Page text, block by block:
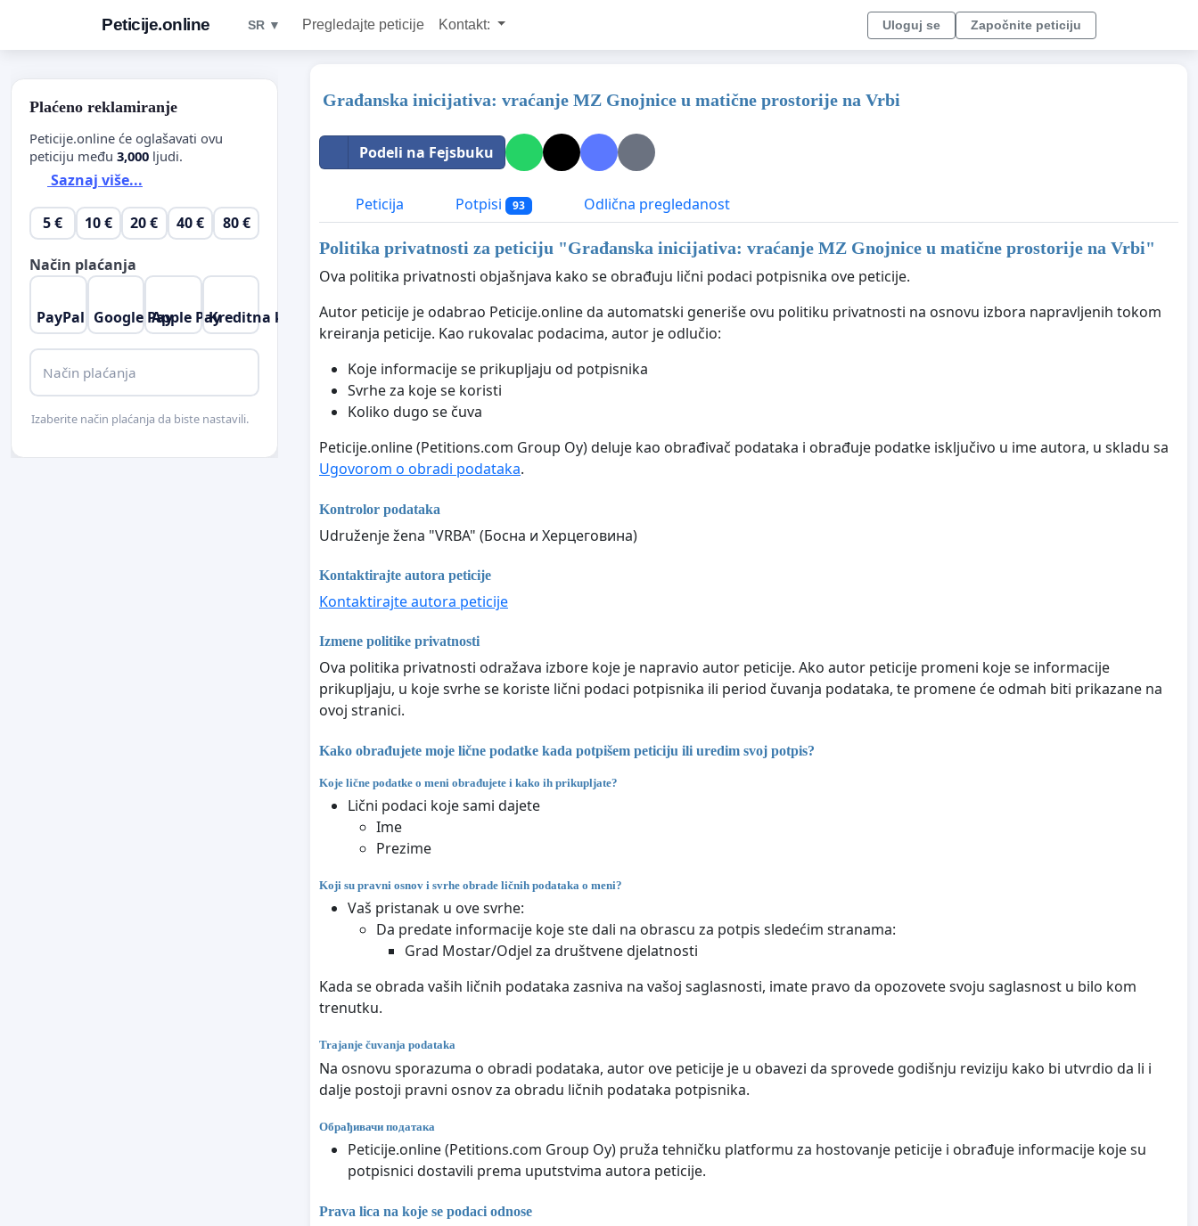
Peticije.online SR ▼ Pregledajte peticije Kontakt: Uloguj se Započnite peticiju
Građanska inicijativa: vraćanje MZ Gnojnice u matične prostorije na Vrbi
Podeli na Fejsbuku
Peticija Potpisi 93 Odlična pregledanost
Politika privatnosti za peticiju "Građanska inicijativa: vraćanje MZ Gnojnice u matične prostorije na Vrbi"
Ova politika privatnosti objašnjava kako se obrađuju lični podaci potpisnika ove peticije.
Autor peticije je odabrao Peticije.online da automatski generiše ovu politiku privatnosti na osnovu izbora napravljenih tokom
kreiranja peticije. Kao rukovalac podacima, autor je odlučio:
Koje informacije se prikupljaju od potpisnika
Svrhe za koje se koristi
Koliko dugo se čuva
Peticije.online (Petitions.com Group Oy) deluje kao obrađivač podataka i obrađuje podatke isključivo u ime autora, u skladu sa
Ugovorom o obradi podataka.
Kontrolor podataka
Udruženje žena "VRBA" (Босна и Херцеговина)
Kontaktirajte autora peticije
Kontaktirajte autora peticije
Izmene politike privatnosti
Ova politika privatnosti odražava izbore koje je napravio autor peticije. Ako autor peticije promeni koje se informacije
prikupljaju, u koje svrhe se koriste lični podaci potpisnika ili period čuvanja podataka, te promene će odmah biti prikazane na
ovoj stranici.
Kako obrađujete moje lične podatke kada potpišem peticiju ili uredim svoj potpis?
Koje lične podatke o meni obrađujete i kako ih prikupljate?
Lični podaci koje sami dajete
Ime
Prezime
Koji su pravni osnov i svrhe obrade ličnih podataka o meni?
Vaš pristanak u ove svrhe:
Da predate informacije koje ste dali na obrascu za potpis sledećim stranama:
Grad Mostar/Odjel za društvene djelatnosti
Kada se obrada vaših ličnih podataka zasniva na vašoj saglasnosti, imate pravo da opozovete svoju saglasnost u bilo kom
trenutku.
Trajanje čuvanja podataka
Na osnovu sporazuma o obradi podataka, autor ove peticije je u obavezi da sprovede godišnju reviziju kako bi utvrdio da li i
dalje postoji pravni osnov za obradu ličnih podataka potpisnika.
Обрађивачи података
Peticije.online (Petitions.com Group Oy) pruža tehničku platformu za hostovanje peticije i obrađuje informacije koje su
potpisnici dostavili prema uputstvima autora peticije.
Prava lica na koje se podaci odnose
Plaćeno reklamiranje
Peticije.online će oglašavati ovu
peticiju među 3,000 ljudi.
Saznaj više...
5 € 10 € 20 € 40 € 80 €
Način plaćanja
PayPal Google PayApple PayKreditna kartica
Način plaćanja
Izaberite način plaćanja da biste nastavili.